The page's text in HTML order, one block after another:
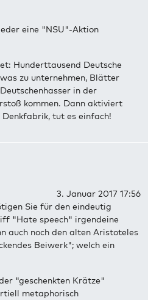
eine "NSU"-Aktion
Hunderttausend Deutsche
zu unternehmen, Blätter
in der
kommen. Dann aktiviert
tut es einfach!
3. Januar 2017 17:56
Sie für den eindeutig
"Hate speech" irgendeine
auch noch den alten Aristoteles
Beiwerk"; welch ein
"geschenkten Krätze"
metaphorisch